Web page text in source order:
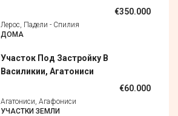
€350.000
Лерос, Падели - Спилия
ДОМА
Участок Под Застройку В
Василикии, Агатониси
€60.000
Агатониси, Агафониси
УЧАСТКИ ЗЕМЛИ